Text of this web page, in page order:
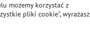
możemy korzystać z
pliki cookie", wyrażasz